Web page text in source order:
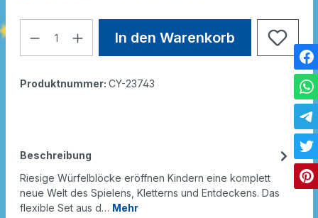
In den Warenkorb
Produktnummer: CY-23743
Beschreibung
Riesige Würfelblöcke eröffnen Kindern eine komplett
neue Welt des Spielens, Kletterns und Entdeckens. Das
flexible Set aus d… Mehr